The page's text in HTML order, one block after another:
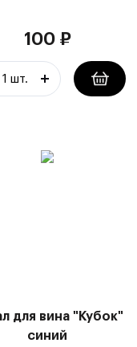
100₽
для вина "Кубок"
синий